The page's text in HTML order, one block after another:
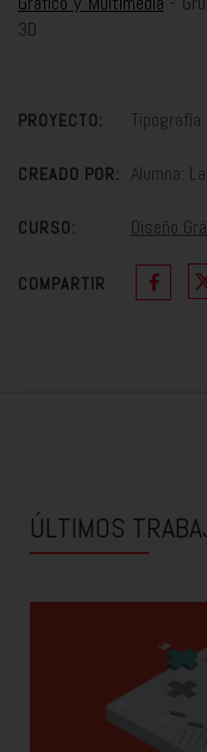
3D
PROYECTO: Tipografía
CREADO POR: Alumna:
CURSO: Diseño
COMPARTIR
ÚLTIMOS